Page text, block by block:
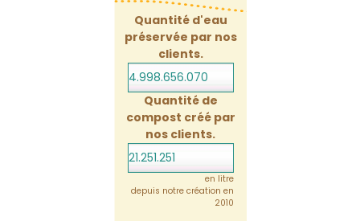
Quantité d'eau
préservée par nos
clients.
4.998.656.112
Quantité de
compost créé par
nos clients.
21.251.251
en litre
depuis notre création en
2010